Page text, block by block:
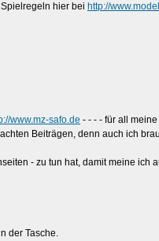
hier bei http://
www.mz-safo.de - - - - für all
Beiträgen, denn auch ich
- zu tun hat, damit meine ich
der Tasche.